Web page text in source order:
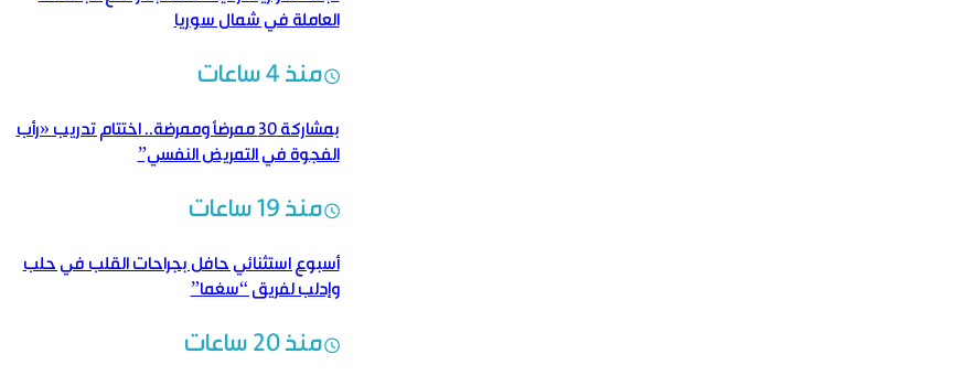
العاملة في شمال سوريا
منذ 4 ساعات
بمشاركة 30 ممرضاً وممرضة.. اختتام تدريب «رأب
الفجوة في التمريض النفسي”
منذ 19 ساعات
أسبوع استثنائي حافل بجراحات القلب في حلب
وإدلب لفريق “سغما”
منذ 20 ساعات